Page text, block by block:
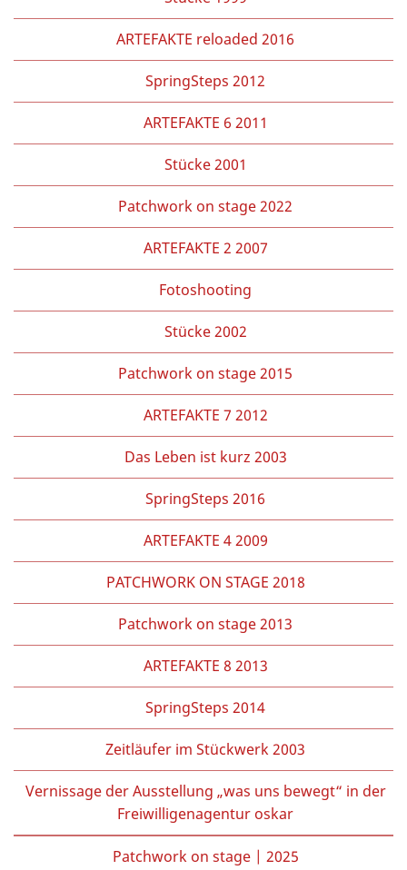
ARTEFAKTE reloaded 2016
SpringSteps 2012
ARTEFAKTE 6 2011
Stücke 2001
Patchwork on stage 2022
ARTEFAKTE 2 2007
Fotoshooting
Stücke 2002
Patchwork on stage 2015
ARTEFAKTE 7 2012
Das Leben ist kurz 2003
SpringSteps 2016
ARTEFAKTE 4 2009
PATCHWORK ON STAGE 2018
Patchwork on stage 2013
ARTEFAKTE 8 2013
SpringSteps 2014
Zeitläufer im Stückwerk 2003
Vernissage der Ausstellung „was uns bewegt“ in der
Freiwilligenagentur oskar
Patchwork on stage | 2025